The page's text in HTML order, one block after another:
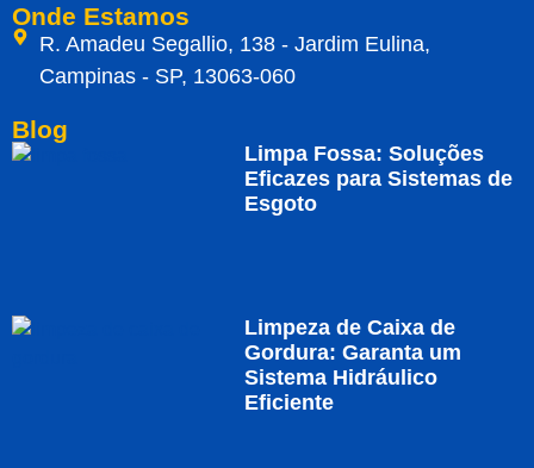
Onde Estamos
R. Amadeu Segallio, 138 - Jardim Eulina,
Campinas - SP, 13063-060
Blog
Limpa Fossa: Soluções
Eficazes para Sistemas de
Esgoto
Limpeza de Caixa de
Gordura: Garanta um
Sistema Hidráulico
Eficiente